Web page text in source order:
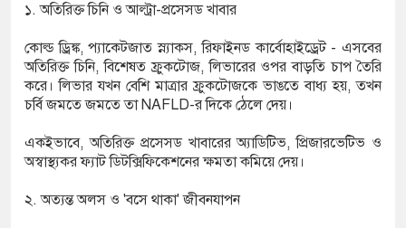
১. অতিরিক্ত চিনি ও আল্ট্রা-প্রসেসড খাবার
কোল্ড ড্রিঙ্ক, প্যাকেটজাত স্ন্যাকস, রিফাইনড কার্বোহাইড্রেট - এসবের
অতিরিক্ত চিনি, বিশেষত ফ্রুকটোজ, লিভারের ওপর বাড়তি চাপ তৈরি
করে। লিভার যখন বেশি মাত্রার ফ্রুকটোজকে ভাঙতে বাধ্য হয়, তখন
চর্বি জমতে জমতে তা NAFLD-র দিকে ঠেলে দেয়।
একইভাবে, অতিরিক্ত প্রসেসড খাবারের অ্যাডিটিভ, প্রিজারভেটিভ ও
অস্বাস্থ্যকর ফ্যাট ডিটক্সিফিকেশনের ক্ষমতা কমিয়ে দেয়।
২. অত্যন্ত অলস ও 'বসে থাকা' জীবনযাপন